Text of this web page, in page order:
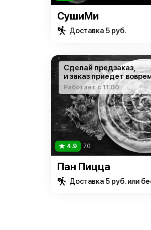
СушиМи
Доставка 5 руб.
Сделай предзаказ,
и заказ приедет
Работает с 11:00
4.9 70
Пан Пицца
Доставка 5 руб. или